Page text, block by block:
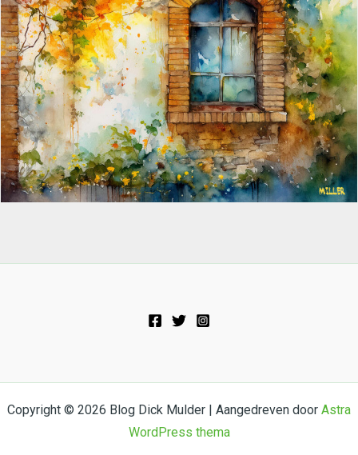
Copyright © 2026 Blog Dick Mulder | Aangedreven door Astra
WordPress thema